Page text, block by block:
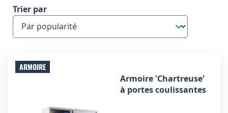
Trier par
ARMOIRE
Armoire 'Chartreuse'
à portes coulissantes